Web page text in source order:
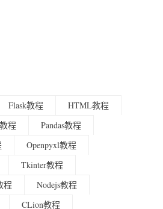
Flask教程
HTML教程
程
Pandas教程
Openpyxl教程
Tkinter教程
程
Nodejs教程
CLion教程